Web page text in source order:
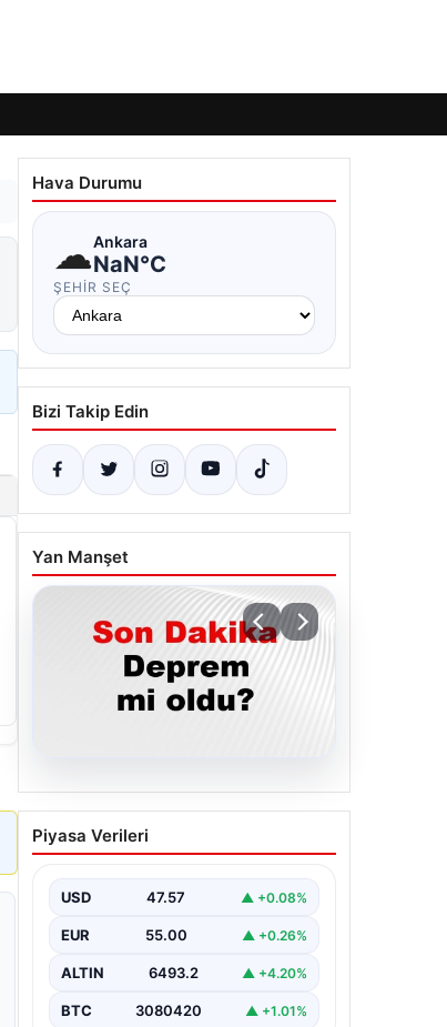
Hava Durumu
☁Ankara
NaN°C
ŞEHIR SEÇ
Bizi Takip Edin
Yan Manşet
05.08.2026
Son dakika deprem mi
oldu? Az önce deprem
Ankara, İzmir ve il il AFAD
son depremler 05
{ "title": "05 Ağustos 2026 Güncel
Değerlendirmeler", "content":
Piyasa Verileri
USD 47.57 ▲ +0.08%
EUR 55.00 ▲ +0.26%
ALTIN 6493.2 ▲ +4.20%
BTC 3080420 ▲ +1.01%